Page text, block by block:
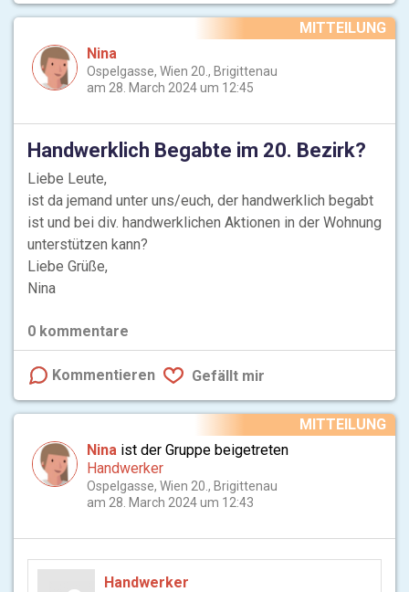
MITTEILUNG
Nina
Ospelgasse, Wien 20., Brigittenau
am 28. March 2024 um 12:45
Handwerklich Begabte im 20. Bezirk?
Liebe Leute,
ist da jemand unter uns/euch, der handwerklich begabt
ist und bei div. handwerklichen Aktionen in der Wohnung
unterstützen kann?
Liebe Grüße,
Nina
0 kommentare
Kommentieren Gefällt mir
MITTEILUNG
Nina ist der Gruppe beigetreten
Handwerker
Ospelgasse, Wien 20., Brigittenau
am 28. March 2024 um 12:43
Handwerker